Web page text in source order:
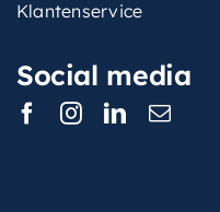
Klantenservice
Social media